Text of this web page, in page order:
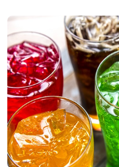
ngày có thể […]